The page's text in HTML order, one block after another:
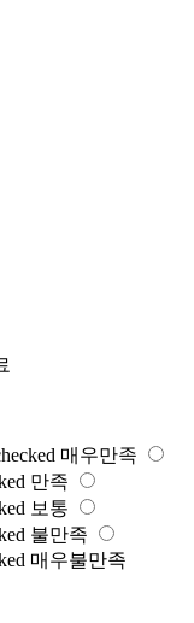
매우만족
만족
보통
불만족
매우불만족